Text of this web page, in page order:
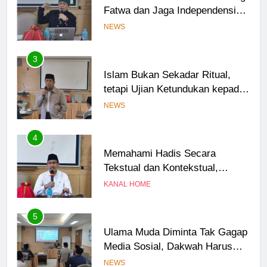
Fatwa dan Jaga Independensi
dalam Menetapkan Hukum
NEWS
3
Islam Bukan Sekadar Ritual,
tetapi Ujian Ketundukan kepada
Allah
NEWS
4
Memahami Hadis Secara
Tekstual dan Kontekstual,
Jangan Saling Menyalahkan
KANAL HOME
5
Ulama Muda Diminta Tak Gagap
Media Sosial, Dakwah Harus
Hadir di Ruang Digital
NEWS